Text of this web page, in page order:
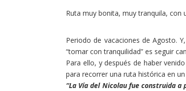
Ruta muy bonita, muy tranquila, con
Periodo de vacaciones de Agosto.
“tomar con tranquilidad” es seguir
Para ello, y después de haber
para recorrer una ruta histórica en
“La Vía del Nicolau fue construida